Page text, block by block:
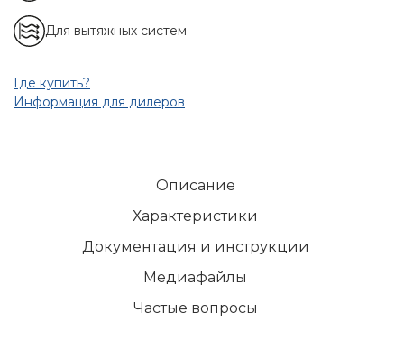
Для вытяжных систем
Где купить?
Информация для дилеров
Описание
Характеристики
Документация и инструкции
Медиафайлы
Частые вопросы